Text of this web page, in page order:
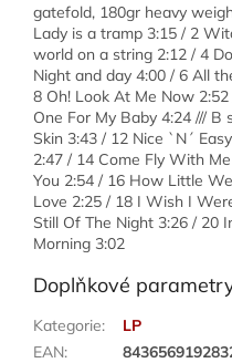
gatefold, 180gr heavy
Lady is a tramp 3:15 / 2
world on a string 2:12 / 4
Night and day 4:00 / 6 All
8 Oh! Look At Me Now
One For My Baby 4:24 /// B
Skin 3:43 / 12 Nice `N´
2:47 / 14 Come Fly With
You 2:54 / 16 How Little
Love 2:25 / 18 I Wish I
Still Of The Night 3:26 / 20
Morning 3:02
Doplňkové
Kategorie:
LP
EAN: